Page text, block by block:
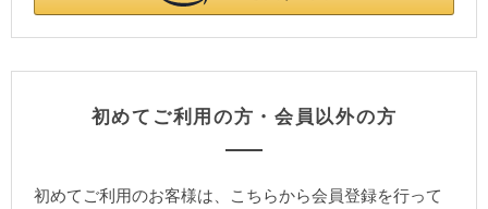
初めてご利用の方・会員以外の方
初めてご利用のお客様は、こちらから会員登録を行って